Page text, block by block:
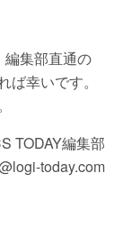
集部直通の
幸いです。
TODAY編集部
today.com